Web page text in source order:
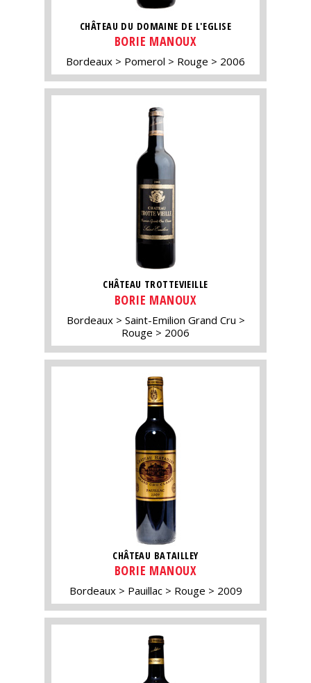
CHÂTEAU DU DOMAINE DE L'EGLISE
BORIE MANOUX
Bordeaux Pomerol Rouge 2006
CHÂTEAU TROTTEVIEILLE
BORIE MANOUX
Bordeaux
Saint-Emilion Grand Cru
Rouge
2006
CHÂTEAU BATAILLEY
BORIE MANOUX
Bordeaux Pauillac Rouge 2009